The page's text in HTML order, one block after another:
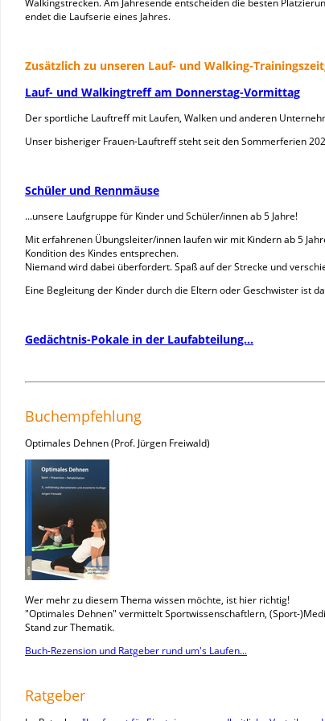
endet die Laufserie eines Jahres.
Zusätzlich zu unseren Lauf- und Walking-
Lauf- und Walkingtreff am Donnerstag-Vormittag
Der sportliche Lauftreff mit Laufen, Walken und anderen
Unser bisheriger Frauen-Lauftreff steht seit den Sommerferien
Schüler und Rennmäuse
...unsere Laufgruppe für Kinder und Schüler/innen ab 5 Jahre!
Mit erfahrenen Übungsleiter/innen laufen wir mit Kindern ab 5
Kondition des Kindes entsprechen.
Niemand wird dabei überfordert. Spaß auf der Strecke und
Eine Begleitung der Kinder durch die Eltern oder Geschwister ist
Gedächtnis-Pokale in der Laufabteilung...
Buchempfehlung
Optimales Dehnen (Prof. Jürgen Freiwald)
Wer mehr zu diesem Thema wissen möchte, ist hier richtig!
"Optimales Dehnen" vermittelt Sportwissenschaftlern, (Sport-
Stand zur Thematik.
Buch-Rezension und Ratgeber rund um's Laufen...
Ratgeber